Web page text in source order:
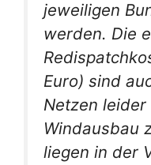
jeweiligen
werden. Die
Euro) sind
Netzen
Windausbau
liegen in der